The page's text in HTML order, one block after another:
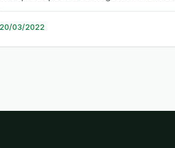
cherche a recruter des consultants...
20/03/2022